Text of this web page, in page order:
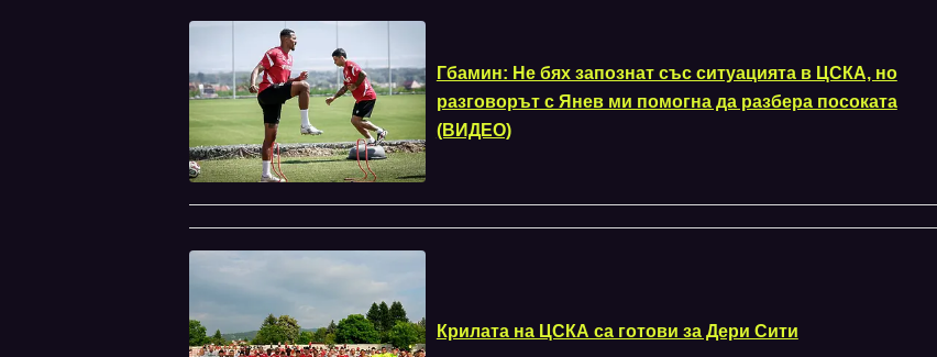
Гбамин: Не бях запознат със ситуацията в ЦСКА, но
разговорът с Янев ми помогна да разбера посоката
(ВИДЕО)
Крилата на ЦСКА са готови за Дери Сити